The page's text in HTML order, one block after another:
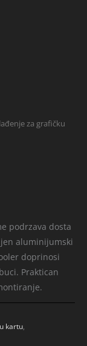
za grafičku
podrzava dosta
aluminijumski
doprinosi
Praktican
kartu,